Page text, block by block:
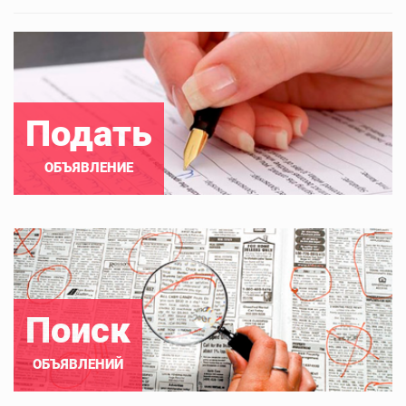
Подать
ОБЪЯВЛЕНИЕ
Поиск
ОБЪЯВЛЕНИЙ